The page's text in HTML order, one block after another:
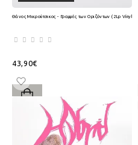
Θάνος Μικρούτσικος - Γραμμές των Οριζόντων (2Lp Vinyl)
43,90€